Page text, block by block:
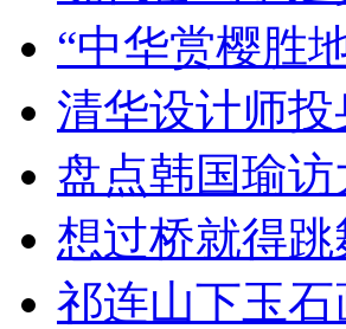
“中华赏樱胜
清华设计师
盘点韩国瑜
想过桥就得
祁连山下玉